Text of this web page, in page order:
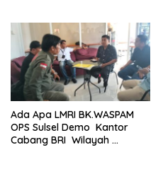
Ada Apa LMRI BK.WASPAM
OPS Sulsel Demo Kantor
Cabang BRI Wilayah